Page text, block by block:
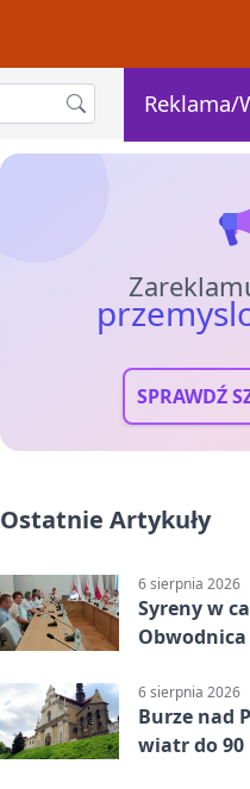
Reklama/
SPRAWDŹ
Ostatnie Artykuły
6 sierpnia 2026
Syreny w
6 sierpnia 2026
Burze nad
wiatr do